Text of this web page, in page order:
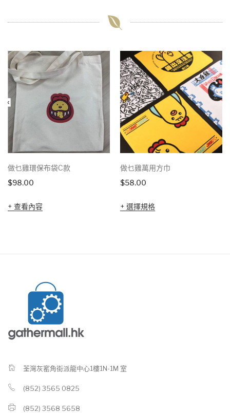
做乜雞環保布袋C款
$98.00
查看內容
做乜雞萬用方巾
$58.00
選擇規格
荃灣灰窰角街派龍中心1樓1N-1M 室
(852) 3565 0825
(852) 3568 5658